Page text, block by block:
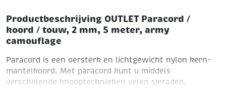
Productbeschrijving OUTLET Paracord /
koord / touw, 2 mm, 5 meter, army
camouflage
Paracord is een oersterk en lichtgewicht nylon kern-
mantelkoord. Met paracord kunt u middels
verschillende knooptechnieken velen sieraden,